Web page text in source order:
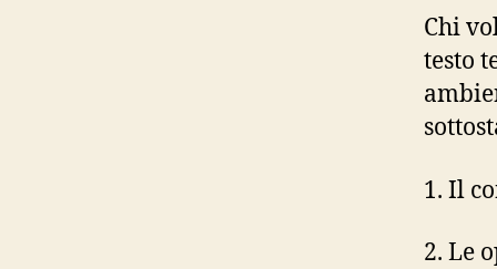
Chi
testo
1. Il
2. Le